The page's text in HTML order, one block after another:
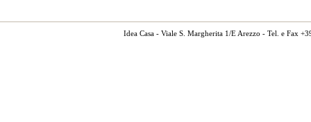
Idea Casa - Viale S. Margherita 1/E Arezzo - Tel. e Fax